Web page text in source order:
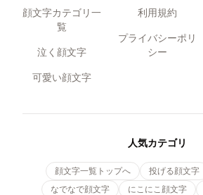
顔文字カテゴリ一
覧
泣く顔文字
可愛い顔文字
利用規約
プライバシーポリ
シー
人気カテゴリ
顔文字一覧トップへ 投げる顔文字
なでなで顔文字
にこにこ顔文字